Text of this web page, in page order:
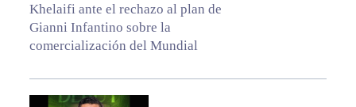
Khelaifi ante el rechazo al plan de
Gianni Infantino sobre la
comercialización del Mundial